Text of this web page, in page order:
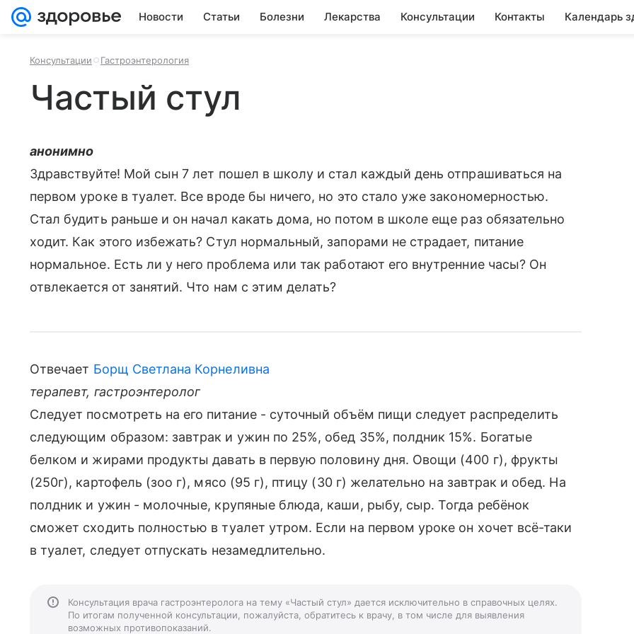
Новости Статьи Болезни Лекарства Консультации Контакты Календарь
Консультации Гастроэнтерология
Частый стул
анонимно
Здравствуйте! Мой сын 7 лет пошел в школу и стал каждый день отпрашиваться на
первом уроке в туалет. Все вроде бы ничего, но это стало уже закономерностью.
Стал будить раньше и он начал какать дома, но потом в школе еще раз обязательно
ходит. Как этого избежать? Стул нормальный, запорами не страдает, питание
нормальное. Есть ли у него проблема или так работают его внутренние часы? Он
отвлекается от занятий. Что нам с этим делать?
Отвечает Борщ Светлана Корнеливна
терапевт, гастроэнтеролог
Следует посмотреть на его питание - суточный объём пищи следует распределить
следующим образом: завтрак и ужин по 25%, обед 35%, полдник 15%. Богатые
белком и жирами продукты давать в первую половину дня. Овощи (400 г), фрукты
(250г), картофель (зоо г), мясо (95 г), птицу (30 г) желательно на завтрак и обед. На
полдник и ужин - молочные, крупяные блюда, каши, рыбу, сыр. Тогда ребёнок
сможет сходить полностью в туалет утром. Если на первом уроке он хочет всё-таки
в туалет, следует отпускать незамедлительно.
Консультация врача гастроэнтеролога на тему «Частый стул» дается исключительно в справочных целях.
По итогам полученной консультации, пожалуйста, обратитесь к врачу, в том числе для выявления
возможных противопоказаний.